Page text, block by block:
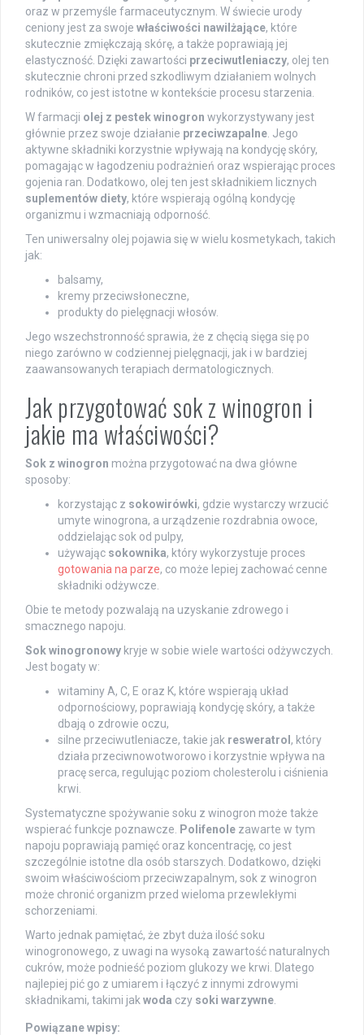
oraz w przemyśle farmaceutycznym. W świecie urody
ceniony jest za swoje właściwości nawilżające, które
skutecznie zmiękczają skórę, a także poprawiają jej
elastyczność. Dzięki zawartości przeciwutleniaczy, olej ten
skutecznie chroni przed szkodliwym działaniem wolnych
rodników, co jest istotne w kontekście procesu starzenia.
W farmacji olej z pestek winogron wykorzystywany jest
głównie przez swoje działanie przeciwzapalne . Jego
aktywne składniki korzystnie wpływają na kondycję skóry,
pomagając w łagodzeniu podrażnień oraz wspierając proces
gojenia ran. Dodatkowo, olej ten jest składnikiem licznych
suplementów diety, które wspierają ogólną kondycję
organizmu i wzmacniają odporność.
Ten uniwersalny olej pojawia się w wielu kosmetykach, takich
jak:
balsamy,
kremy przeciwsłoneczne,
produkty do pielęgnacji włosów.
Jego wszechstronność sprawia, że z chęcią sięga się po
niego zarówno w codziennej pielęgnacji, jak i w bardziej
zaawansowanych terapiach dermatologicznych.
Jak przygotować sok z winogron i
jakie ma właściwości?
Sok z winogron można przygotować na dwa główne
sposoby:
korzystając z sokowirówki, gdzie wystarczy wrzucić
umyte winogrona, a urządzenie rozdrabnia owoce,
oddzielając sok od pulpy,
używając sokownika, który wykorzystuje proces
gotowania na parze, co może lepiej zachować cenne
składniki odżywcze.
Obie te metody pozwalają na uzyskanie zdrowego i
smacznego napoju.
Sok winogronowy kryje w sobie wiele wartości odżywczych.
Jest bogaty w:
witaminy A, C, E oraz K, które wspierają układ
odpornościowy, poprawiają kondycję skóry, a także
dbają o zdrowie oczu,
silne przeciwutleniacze, takie jak resweratrol , który
działa przeciwnowotworowo i korzystnie wpływa na
pracę serca, regulując poziom cholesterolu i ciśnienia
krwi.
Systematyczne spożywanie soku z winogron może także
wspierać funkcje poznawcze.
Polifenole zawarte w tym
napoju poprawiają pamięć oraz koncentrację, co jest
szczególnie istotne dla osób starszych. Dodatkowo, dzięki
swoim właściwościom przeciwzapalnym, sok z winogron
może chronić organizm przed wieloma przewlekłymi
schorzeniami.
Warto jednak pamiętać, że zbyt duża ilość soku
winogronowego, z uwagi na wysoką zawartość naturalnych
cukrów, może podnieść poziom glukozy we krwi. Dlatego
najlepiej pić go z umiarem i łączyć z innymi zdrowymi
składnikami, takimi jak woda czy soki warzywne
Powiązane wpisy: